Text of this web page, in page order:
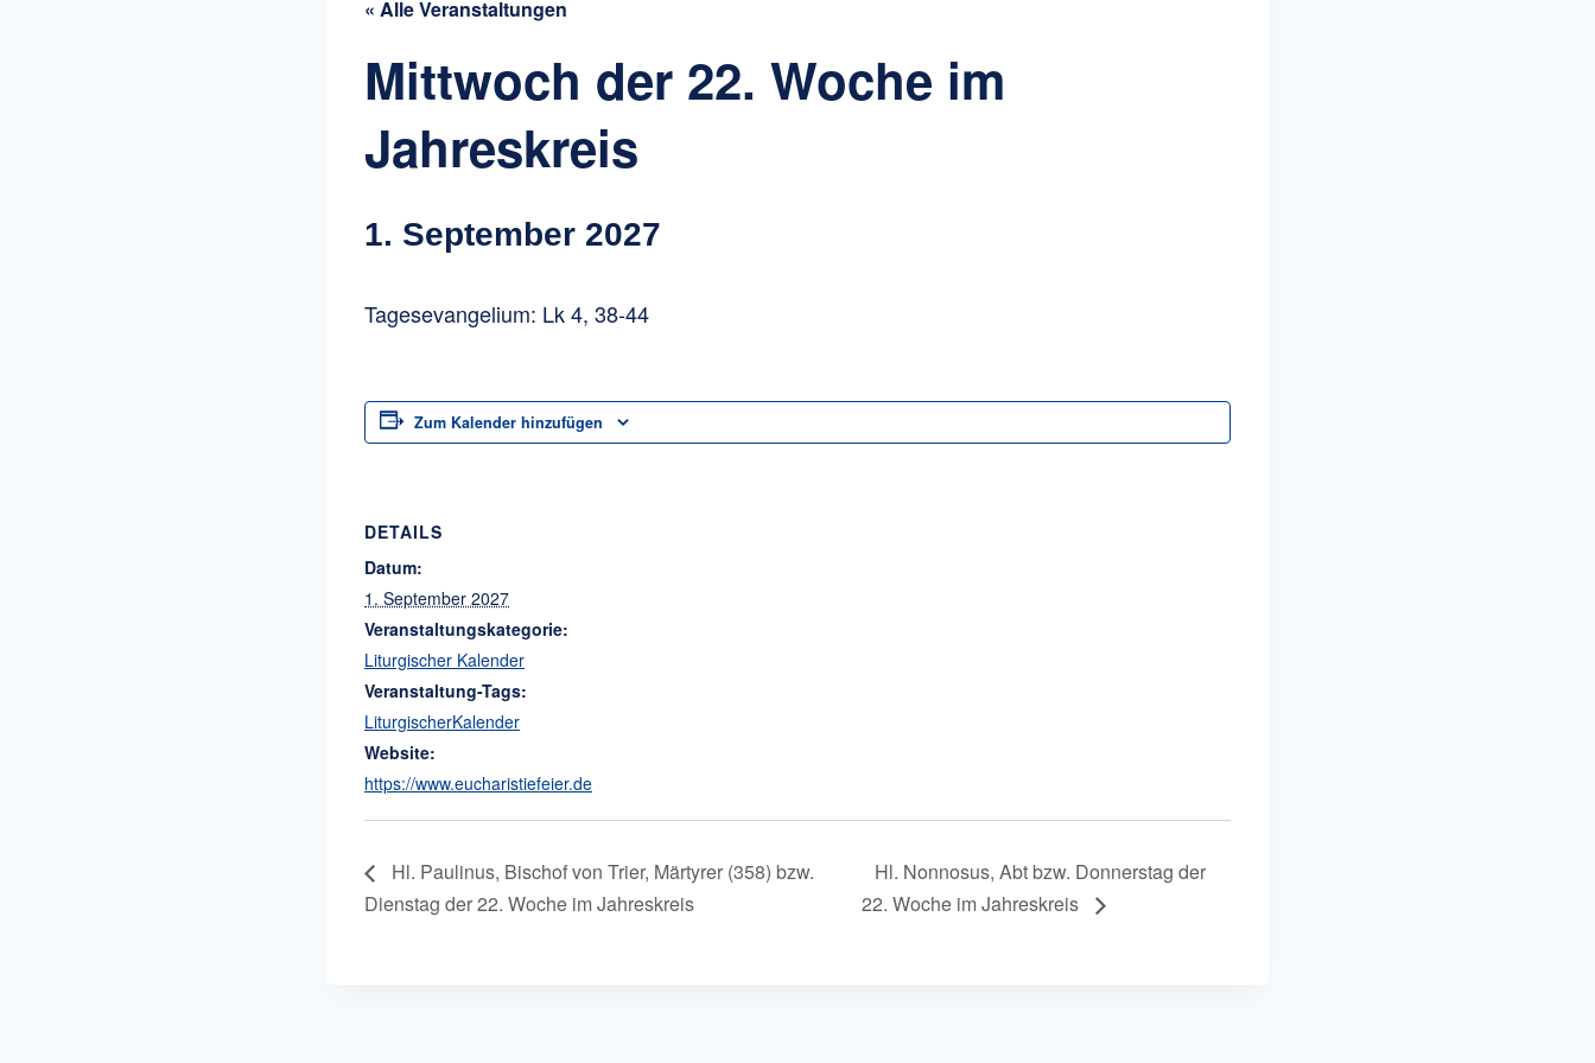
« Alle Veranstaltungen
Mittwoch der 22. Woche im
Jahreskreis
1. September 2027
Tagesevangelium: Lk 4, 38-44
Zum Kalender hinzufügen
DETAILS
Datum:
1. September 2027
Veranstaltungskategorie:
Liturgischer Kalender
Veranstaltung-Tags:
LiturgischerKalender
Website:
https://www.eucharistiefeier.de
Hl. Paulinus, Bischof von Trier, Märtyrer (358) bzw.
Dienstag der 22. Woche im Jahreskreis
Hl. Nonnosus, Abt bzw. Donnerstag der
22. Woche im Jahreskreis